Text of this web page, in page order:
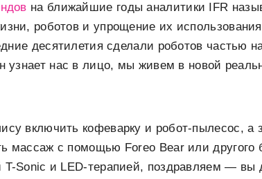
на ближайшие годы аналитики IFR
роботов и упрощение их
десятилетия сделали роботов частью
узнает нас в лицо, мы живем в новой
включить кофеварку и робот-пылесос, а
массаж с помощью Foreo Bear или другого
T-Sonic и LED-терапией, поздравляем — вы